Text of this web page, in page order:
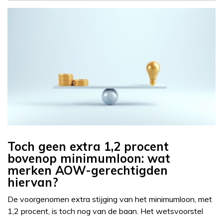
Toch geen extra 1,2 procent
bovenop minimumloon: wat
merken AOW-gerechtigden
hiervan?
De voorgenomen extra stijging van het minimumloon, met
1,2 procent, is toch nog van de baan. Het wetsvoorstel